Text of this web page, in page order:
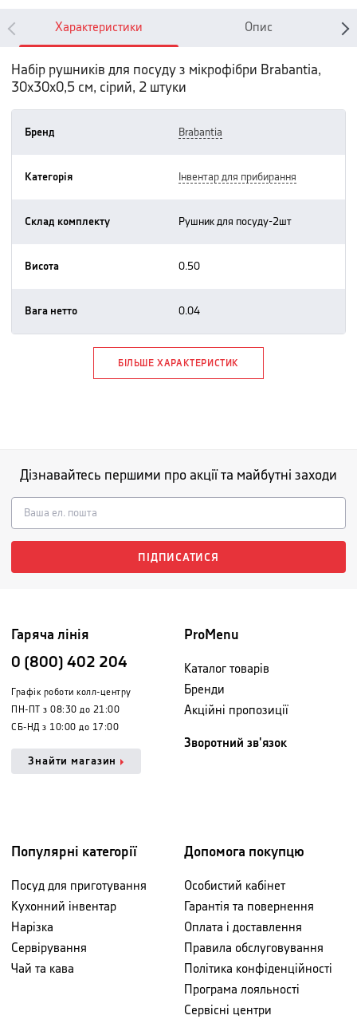
Характеристики Опис
Набір рушників для посуду з мікрофібри Brabantia,
30х30х0,5 см, сірий, 2 штуки
Бренд brabantia
Категорія інвентар для прибирання
Склад комплекту рушник для посуду-2шт
Висота 0.50
Вага нетто 0.04
БІЛЬШЕ ХАРАКТЕРИСТИК
Дізнавайтесь першими про акції та майбутні заходи
ПІДПИСАТИСЯ
Гаряча лінія
0 (800) 402 204
Графік роботи колл-центру
ПН-ПТ з 08:30 до 21:00
СБ-НД з 10:00 до 17:00
Знайти магазин
ProMenu
Каталог товарів
Бренди
Акційні пропозиції
Зворотний зв'язок
Популярні категорії
Посуд для приготування
Кухонний інвентар
Нарізка
Сервірування
Чай та кава
Допомога покупцю
Особистий кабінет
Гарантія та повернення
Оплата і доставлення
Правила обслуговування
Політика конфіденційності
Програма лояльності
Сервісні центри